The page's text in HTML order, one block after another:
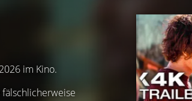
im Kino.
fälschlicherweise